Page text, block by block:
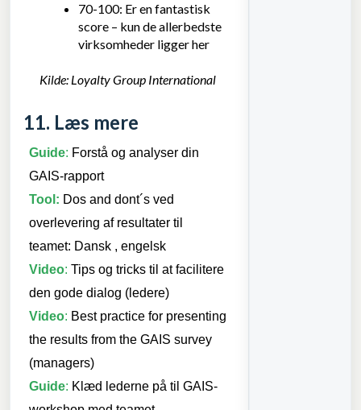
70-100: Er en fantastisk
score – kun de allerbedste
virksomheder ligger her
Kilde: Loyalty Group International
11. Læs mere
Guide: Forstå og analyser din
GAIS-rapport
Tool: Dos and dont´s ved
overlevering af resultater til
teamet: Dansk , engelsk
Video: Tips og tricks til at facilitere
den gode dialog (ledere)
Video: Best practice for presenting
the results from the GAIS survey
(managers)
Guide: Klæd lederne på til GAIS-